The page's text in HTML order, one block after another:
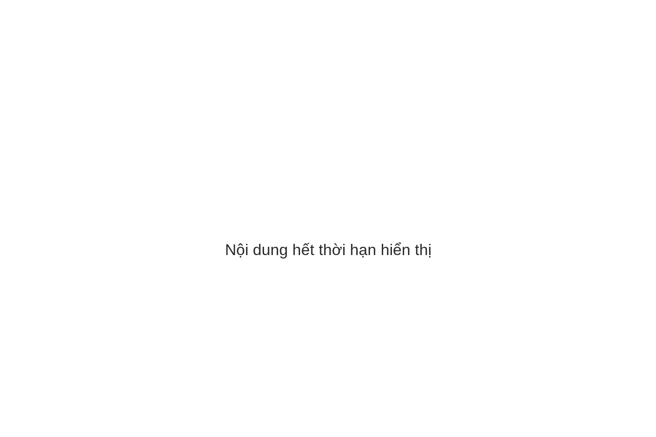
Nội dung hết thời hạn hiển thị